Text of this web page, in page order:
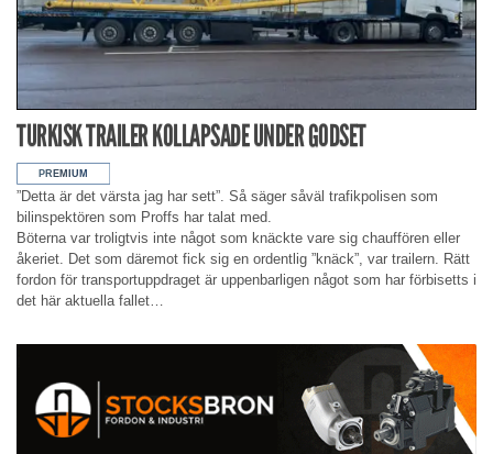
TURKISK TRAILER KOLLAPSADE UNDER GODSET
”Detta är det värsta jag har sett”. Så säger såväl trafikpolisen som
bilinspektören som Proffs har talat med.
Böterna var troligtvis inte något som knäckte vare sig chauffören eller
åkeriet. Det som däremot fick sig en ordentlig ”knäck”, var trailern. Rätt
fordon för transportuppdraget är uppenbarligen något som har förbisetts i
det här aktuella fallet…